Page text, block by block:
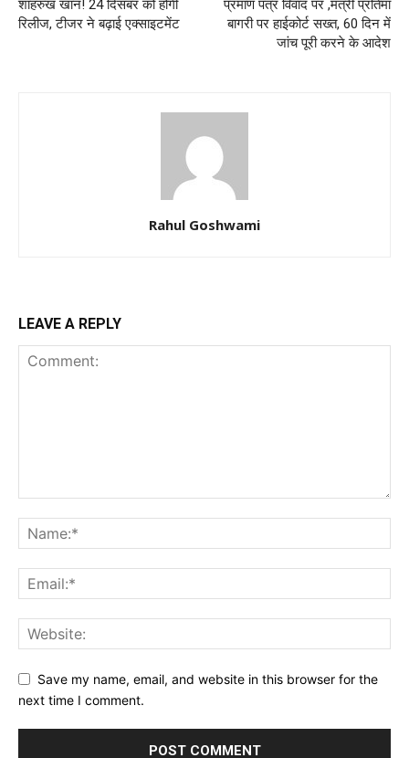
शाहरुख खान! 24 दिसंबर को होगी
रिलीज, टीजर ने बढ़ाई एक्साइटमेंट
प्रमाण पत्र विवाद पर ,मंत्री प्रतिमा
बागरी पर हाईकोर्ट सख्त, 60 दिन में
जांच पूरी करने के आदेश
Rahul Goshwami
LEAVE A REPLY
Save my name, email, and website in this browser for the
next time I comment.